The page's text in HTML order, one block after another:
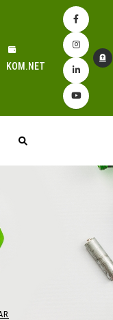
KOM.NET